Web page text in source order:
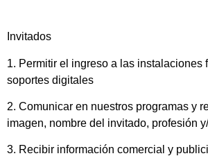
Invitados
1. Permitir el ingreso a las instalaciones
soportes digitales
2. Comunicar en nuestros programas y
imagen, nombre del invitado, profesión
3. Recibir información comercial y